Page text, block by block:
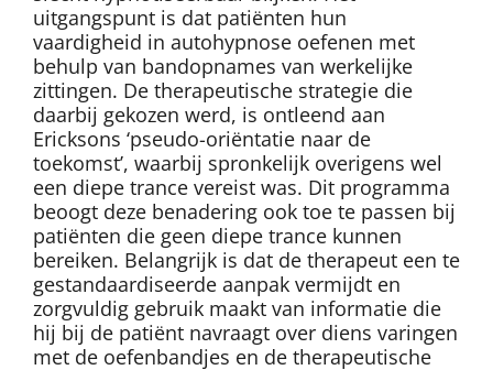
uitgangspunt is dat patiënten hun
vaardigheid in autohypnose oefenen met
behulp van bandopnames van werkelijke
zittingen. De therapeutische strategie die
daarbij gekozen werd, is ontleend aan
Ericksons ‘pseudo-oriëntatie naar de
toekomst’, waarbij spronkelijk overigens wel
een diepe trance vereist was. Dit programma
beoogt deze benadering ook toe te passen bij
patiënten die geen diepe trance kunnen
bereiken. Belangrijk is dat de therapeut een te
gestandaardiseerde aanpak vermijdt en
zorgvuldig gebruik maakt van informatie die
hij bij de patiënt navraagt over diens varingen
met de oefenbandjes en de therapeutische